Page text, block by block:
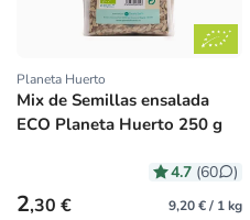
Proveedor:
Planeta Huerto
Mix de Semillas ensalada
ECO Planeta Huerto 250 g
4.7 (60 )
Precio habitual
2,30 € 9,20 € / 1 kg